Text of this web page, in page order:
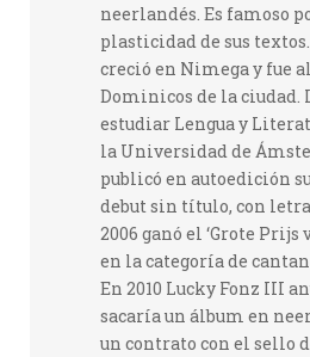
neerlandés. Es famoso
plasticidad de sus
creció en Nimega y fue
Dominicos de la ciudad.
estudiar Lengua y
la Universidad de
publicó en autoedición
debut sin título, con
2006 ganó el ‘Grote Prijs
en la categoría de
En 2010 Lucky Fonz III
sacaría un álbum en
un contrato con el sello